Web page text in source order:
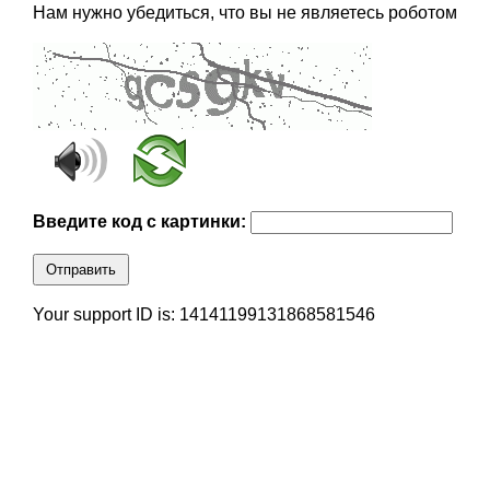
Нам нужно убедиться, что вы не являетесь роботом
Введите код с картинки:
Отправить
Your support ID is: 14141199131868581546